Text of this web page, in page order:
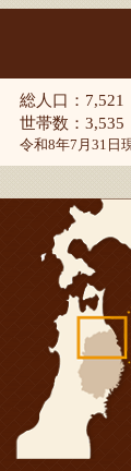
総人口：7,521
世帯数：3,535
令和8年7月31